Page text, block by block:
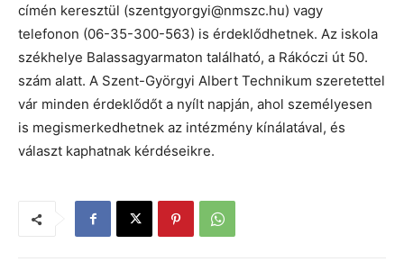
címén keresztül (szentgyorgyi@nmszc.hu) vagy
telefonon (06-35-300-563) is érdeklődhetnek. Az iskola
székhelye Balassagyarmaton található, a Rákóczi út 50.
szám alatt. A Szent-Györgyi Albert Technikum szeretettel
vár minden érdeklődőt a nyílt napján, ahol személyesen
is megismerkedhetnek az intézmény kínálatával, és
választ kaphatnak kérdéseikre.